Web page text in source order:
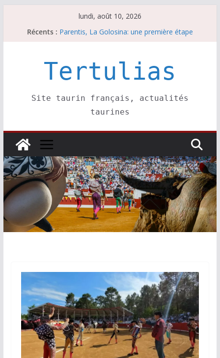
lundi, août 10, 2026
Récents : Parentis, La Golosina: une première étape
Les brèves du dimanche 9 août
Coup de foudre à Soustons
Tertulias
Site taurin français, actualités
taurines